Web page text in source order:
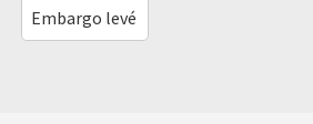
Embargo levé